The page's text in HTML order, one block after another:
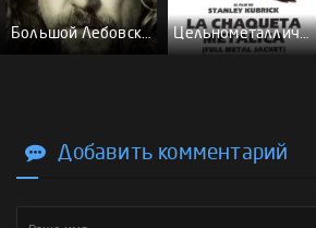
Большой Лебовски - (Перевод Гоблина) Цельнометаллическая оболочка - (Перевод Гоблина)
Добавить комментарий